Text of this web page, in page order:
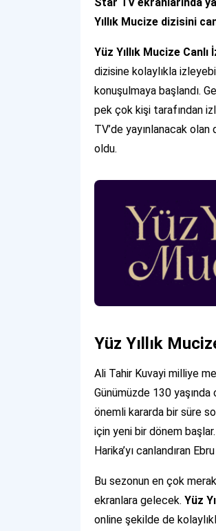
Yıllık Mucize dizisini
Yüz Yıllık Mucize Canlı
dizisine kolaylıkla
konuşulmaya başlandı.
pek çok kişi tarafından
TV’de yayınlanacak
oldu.
Yüz Yıllık
Ali Tahir Kuvayi milliye
Günümüzde 130
önemli kararda bir süre
için yeni bir dönem
Harika’yı canlandıran
Bu sezonun en çok
ekranlara gelecek. Yüz
online şekilde de